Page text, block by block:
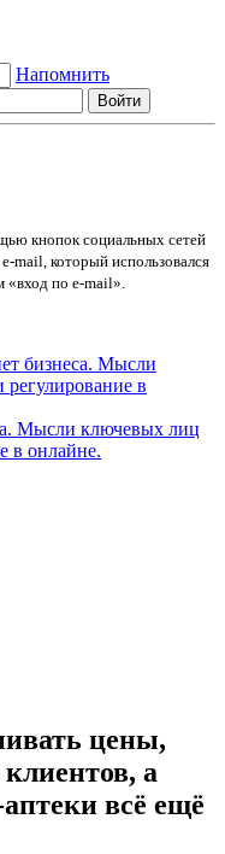
Напомнить
кнопок социальных сетей
mail, который использовался
«вход по e-mail».
Мысли ключевых лиц
в онлайне.
цены,
а
всё ещё